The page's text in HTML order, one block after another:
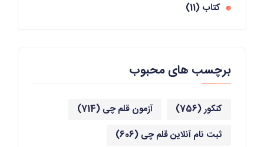
کتاب(11)
برچسب های محبوب
کنکور(756) آزمون قلم چی (714)
ثبت نام آنلاین قلم چی (606)